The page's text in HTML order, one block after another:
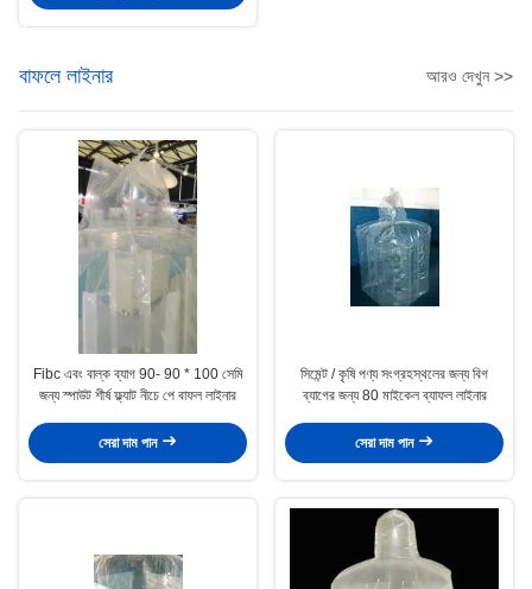
বাফলে লাইনার আরও দেখুন >>
Fibc এবং বাল্ক ব্যাগ 90- 90 * 100 সেমি
জন্য স্পাউট শীর্ষ ফ্ল্যাট নীচে পে বাফল লাইনার
সেরা দাম পান
সিমেন্ট / কৃষি পণ্য সংগ্রহস্থলের জন্য বিগ
ব্যাগের জন্য 80 মাইকেল ব্যাফল লাইনার
সেরা দাম পান